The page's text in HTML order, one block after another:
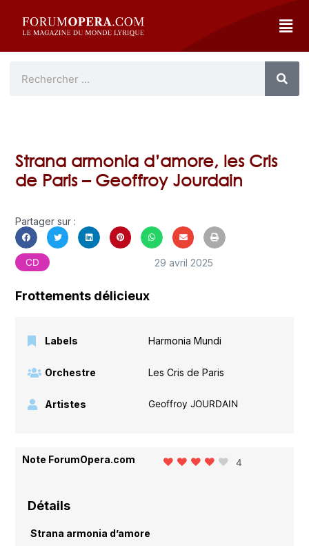
Strana armonia d’amore, les Cris
de Paris – Geoffroy Jourdain
Partager sur :
CD 29 avril 2025
Frottements délicieux
Labels Harmonia Mundi
Orchestre Les Cris de Paris
Artistes Geoffroy JOURDAIN
Note ForumOpera.com 4
Détails
Strana armonia d’amore